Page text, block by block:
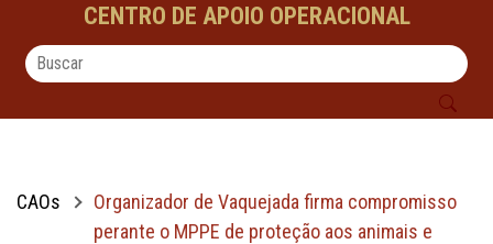
CENTRO DE APOIO OPERACIONAL
CAOs
Organizador de Vaquejada firma compromisso
perante o MPPE de proteção aos animais e